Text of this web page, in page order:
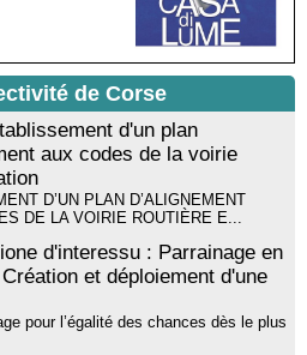
jeunesse par Annik Meschinet,
d’expression sonore, vocale,
territuriale di Santa Lucia di
de conférences peinture animé
territuriale di Santa Lucia di
de Corse
d'un plan
aux codes de la voirie
D’UN PLAN D’ALIGNEMENT
DE LA VOIRIE ROUTIÈRE E...
d'interessu : Parrainage en
et déploiement d'une
pour l’égalité des chances dès le plus